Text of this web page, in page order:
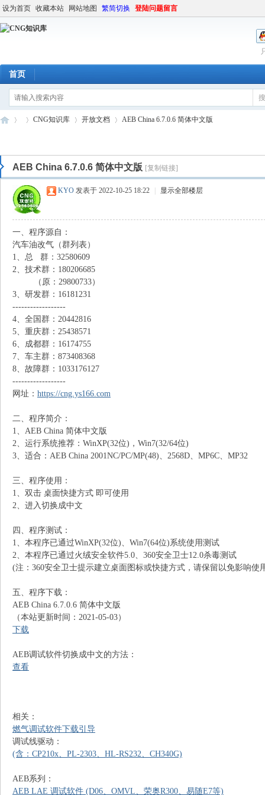
设为首页 收藏本站 网站地图 繁简切换 登陆问题留言
首页
C » ›
CNG知识库
›
开放文档
›
AEB China 6.7.0.6 简体中文版
AEB China 6.7.0.6 简体中文版 [复制链接]
KYO 发表于 2022-10-25 18:22 显示全部楼层
一、程序源自：
汽车油改气（群列表）
1、总 群：32580609
2、技术群：180206685
（原：29800733）
3、研发群：16181231
------------------
4、全国群：20442816
5、重庆群：25438571
6、成都群：16174755
7、车主群：873408368
8、故障群：1033176127
------------------
网址： https://cng.ys166.com
二、程序简介：
1、AEB China 简体中文版
2、运行系统推荐：WinXP(32位)，Win7(32/64位)
3、适合：AEB China 2001NC/PC/MP(48)、2568D、MP6C、MP32
三、程序使用：
1、双击 桌面快捷方式 即可使用
2、进入切换成中文
四、程序测试：
1、本程序已通过WinXP(32位)、Win7(64位)系统使用测试
2、本程序已通过火绒安全软件5.0、360安全卫士12.0杀毒测试
(注：360安全卫士提示建立桌面图标或快捷方式，请保留以免影响使
五、程序下载：
AEB China 6.7.0.6 简体中文版
（本站更新时间：2021-05-03）
下载
AEB调试软件切换成中文的方法：
查看
相关：
燃气调试软件下载引导
调试线驱动：
(含：CP210x、PL-2303、HL-RS232、CH340G)
AEB系列：
AEB LAE 调试软件 (D06、OMVL、荣奥R300、易随E7等)